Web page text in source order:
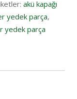
akü kapağı
yedek parça,
yedek parça